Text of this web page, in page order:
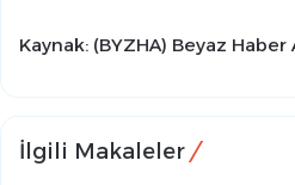
Kaynak: (BYZHA) Beyaz Haber
İlgili Makaleler